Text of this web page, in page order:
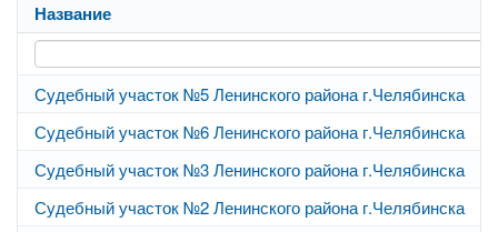
Название
Судебный участок №5 Ленинского района г.Челябинска
Судебный участок №6 Ленинского района г.Челябинска
Судебный участок №3 Ленинского района г.Челябинска
Судебный участок №2 Ленинского района г.Челябинска